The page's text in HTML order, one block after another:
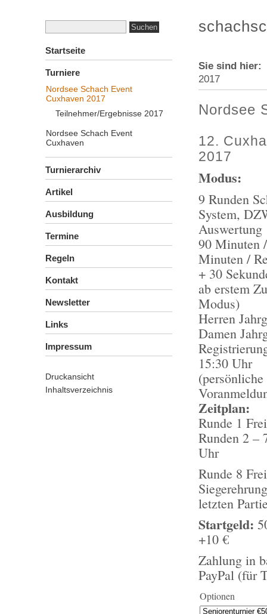
Startseite
Turniere
Nordsee Schach Event
Cuxhaven 2017
Teilnehmer/Ergebnisse 2017
Nordsee Schach Event
Cuxhaven
Turnierarchiv
Artikel
Ausbildung
Termine
Regeln
Kontakt
Newsletter
Links
Impressum
Druckansicht
Inhaltsverzeichnis
Sie sind
2017
Nordsee
12.
2017
Modus:
9 Runden
System,
Auswertung
90 Minuten
Minuten /
+ 30
ab erstem
Modus)
Herren
Damen
15:30 Uhr
Zeitplan:
Runde 1
Runden 2 –
Uhr
Runde 8
letzten
Startgeld:
+10 €
Zahlung in
PayPal (für
Optionen